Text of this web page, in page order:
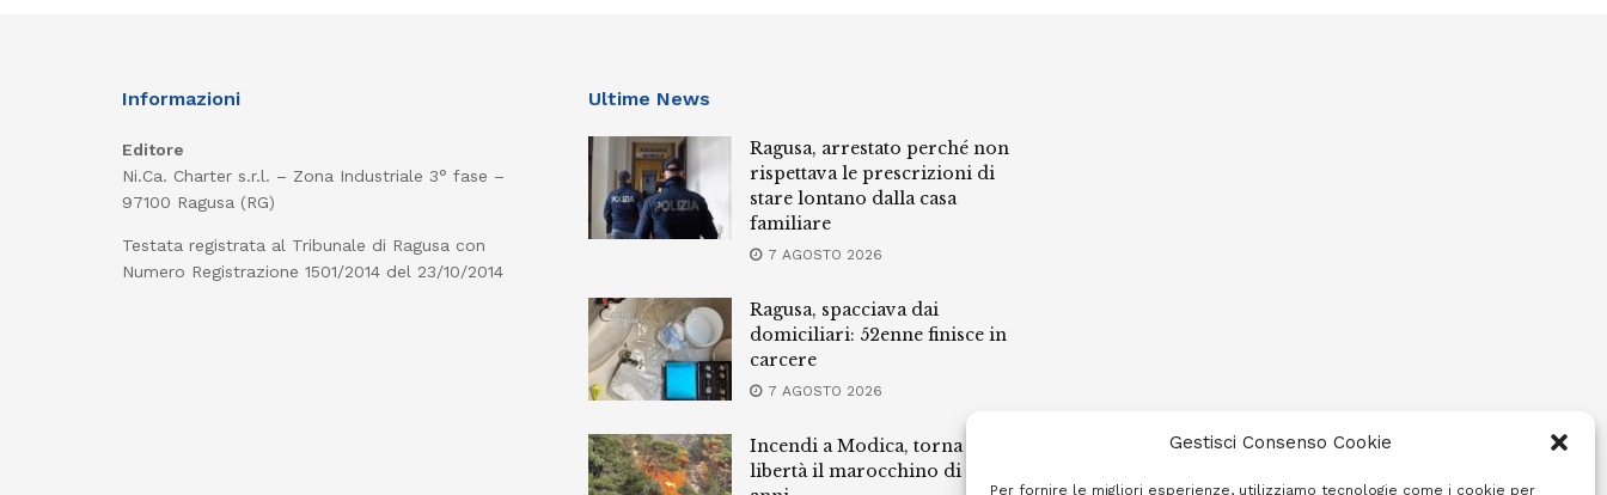
Gestisci Consenso Cookie
Per fornire le migliori esperienze, utilizziamo tecnologie come i cookie per
Informazioni
Editore
Ni.Ca. Charter s.r.l. – Zona Industriale 3° fase –
97100 Ragusa (RG)
Testata registrata al Tribunale di Ragusa con
Numero Registrazione 1501/2014 del 23/10/2014
Ultime News
Ragusa, arrestato perché non
rispettava le prescrizioni di
stare lontano dalla casa
familiare
7 AGOSTO 2026
Ragusa, spacciava dai
domiciliari: 52enne finisce in
carcere
7 AGOSTO 2026
Incendi a Modica, torna in
libertà il marocchino di 23